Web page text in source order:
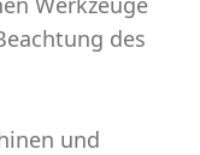
des
und